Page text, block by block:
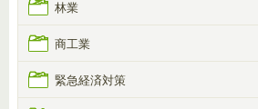
林業
商工業
緊急経済対策